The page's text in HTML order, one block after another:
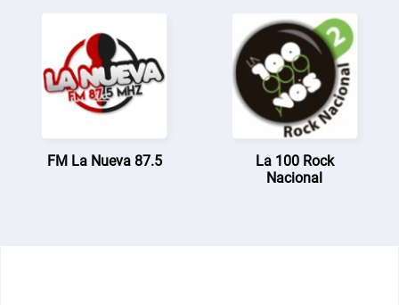
FM La Nueva 87.5
La 100 Rock
Nacional